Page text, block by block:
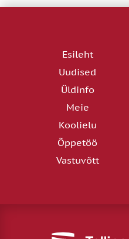
Esileht
Uudised
Üldinfo
Meie
Koolielu
Õppetöö
Vastuvõtt